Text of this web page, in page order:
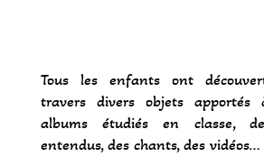
Tous les enfants ont
travers divers objets apportés
albums étudiés en classe,
entendus, des chants, des vidéos…